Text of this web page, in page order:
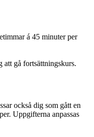
á 45 minuter per
att gå fortsättningskurs.
också dig som gått en
Uppgifterna anpassas